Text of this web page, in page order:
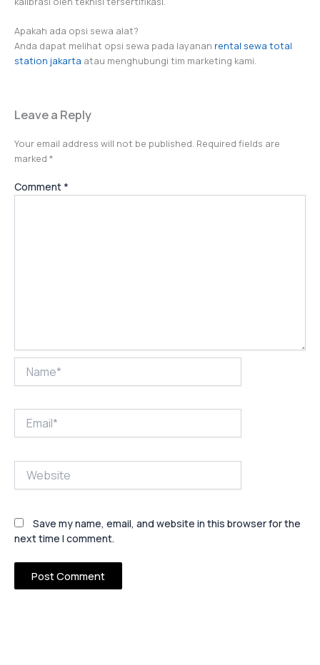
Apakah ada opsi sewa alat?
Anda dapat melihat opsi sewa pada layanan rental sewa total
station jakarta atau menghubungi tim marketing kami.
Leave a Reply
Your email address will not be published. Required fields are
marked *
Comment *
Save my name, email, and website in this browser for the
next time I comment.